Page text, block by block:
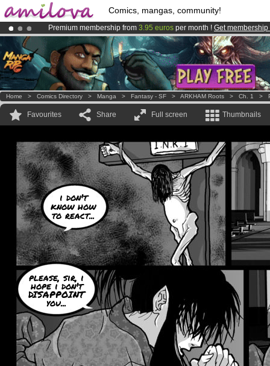
Comics, mangas, community!
Premium membership from 3.95 euros per month ! Get membership
Already 100000membersand 1000comics & mangas!.
AmilovaKickstarter is now LIVE!.
Home > Comics Directory > Manga > Fantasy - SF > ARKHAM Roots > Ch. 1 >
Favourites Share Full screen Thumbnails
i don't
know how
to react...
please, sir, i
hope i don't
DISAPPOINT
you...